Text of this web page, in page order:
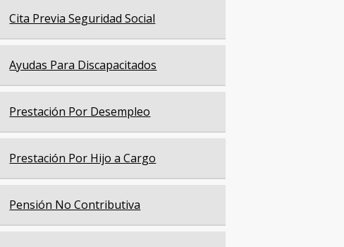
Cita Previa Seguridad Social
Ayudas Para Discapacitados
Prestación Por Desempleo
Prestación Por Hijo a Cargo
Pensión No Contributiva